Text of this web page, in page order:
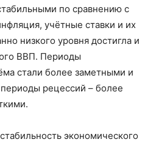
по сравнению с
учётные ставки и их
низкого уровня достигла и
ВВП. Периоды
стали более заметными и
рецессий – более
экономического